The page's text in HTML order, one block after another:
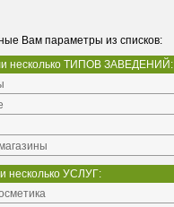
Вам параметры из списков:
несколько ТИПОВ ЗАВЕДЕНИЙ:
несколько УСЛУГ: